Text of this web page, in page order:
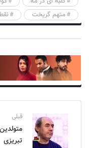
متهم گریخت
قبلی
تبریزی